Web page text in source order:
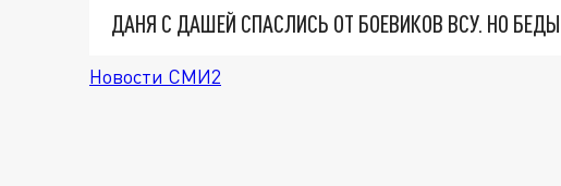
ДАНЯ С ДАШЕЙ СПАСЛИСЬ ОТ БОЕВИКОВ ВСУ. НО
Новости СМИ2